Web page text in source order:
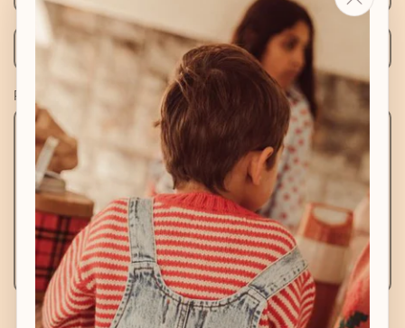
Telefoonnummer
Reactie